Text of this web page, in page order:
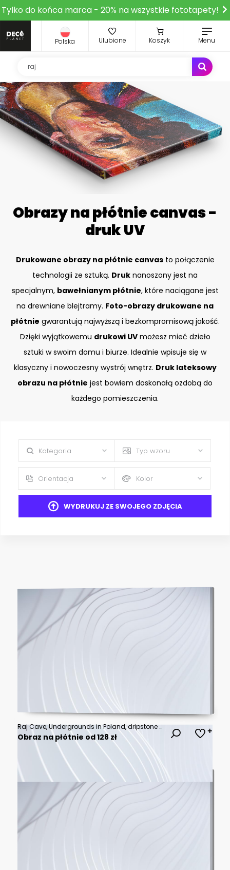
Tylko do końca marca - 20% na wszystkie fototapety!
Polska Ulubione Koszyk Menu
Obrazy na płótnie canvas -
druk UV
Drukowane obrazy na płótnie canvasto połączenie
technologii ze sztuką. Druk nanoszony jest na
specjalnym, bawełnianym płótnie, które naciągane jest
na drewniane blejtramy. Foto-obrazy drukowane na
płótnie gwarantują najwyższą i bezkompromisową jakość.
Dzięki wyjątkowemu drukowi UVmożesz mieć dzieło
sztuki w swoim domu i biurze. Idealnie wpisuje się w
klasyczny i nowoczesny wystrój wnętrz. Druk lateksowy
obrazu na płótnie jest bowiem doskonałą ozdobą do
każdego pomieszczenia.
Kategoria Typ wzoru
Orientacja Kolor
WYDRUKUJ ZE SWOJEGO ZDJĘCIA
Raj Cave, Undergrounds in Poland, dripstone form, Jaskinia Raj
Obraz na płótnie od 128 zł